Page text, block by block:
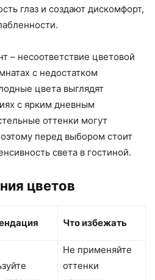
глаз и создают дискомфорт,
– несоответствие цветовой
с недостатком
цвета выглядят
с ярким дневным
оттенки могут
перед выбором стоит
света в гостиной.
цветов
Что избежать
Не применяйте
оттенки